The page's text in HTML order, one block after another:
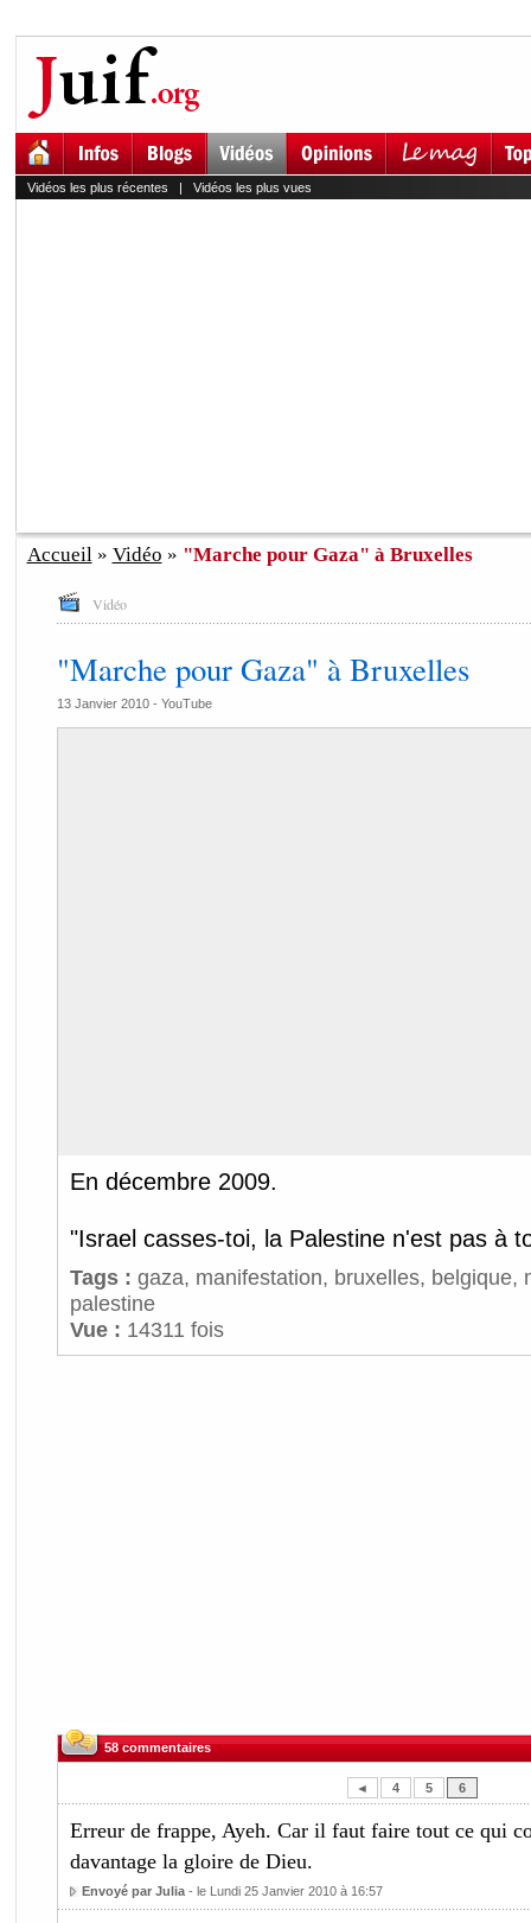
Vidéos les plus récentes | Vidéos les plus vues
Accueil» Vidéo » "Marche pour Gaza" à Bruxelles
Vidéo
"Marche pour Gaza" à Bruxelles
13 Janvier 2010 - YouTube
En décembre 2009.
"Israel casses-toi, la Palestine n'est pas à
Tags : gaza, manifestation, bruxelles, belgique,
palestine
Vue : 14311 fois
58 commentaires
◄ 4 5 6
Erreur de frappe, Ayeh. Car il faut faire tout ce qui
davantage la gloire de Dieu.
Envoyé par Julia- le Lundi 25 Janvier 2010 à 16:57